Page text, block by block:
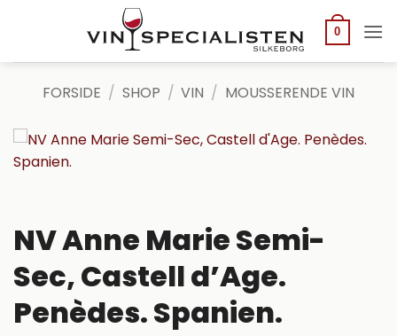
0
FORSIDE / SHOP / VIN / MOUSSERENDE VIN
NV Anne Marie Semi-
Sec, Castell d’Age.
Penèdes. Spanien.